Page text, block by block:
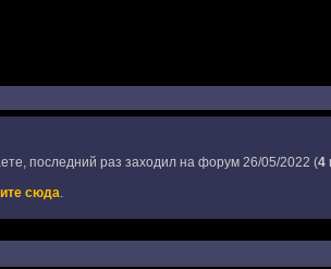
последний раз заходил на форум 26/05/2022 (4
сюда.